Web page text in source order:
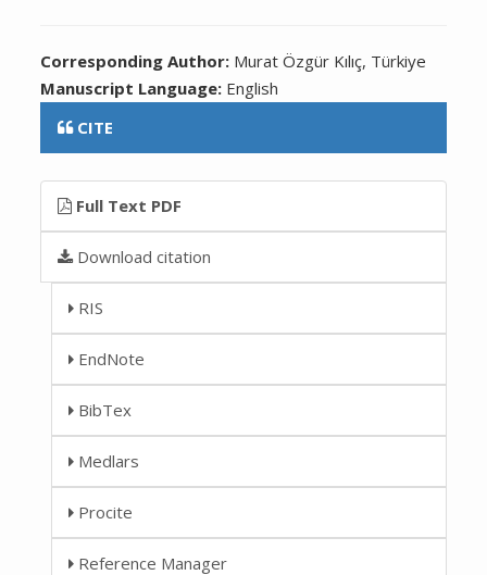
Corresponding Author: Murat Özgür Kılıç, Türkiye
Manuscript Language: English
CITE
Full Text PDF
Download citation
RIS
EndNote
BibTex
Medlars
Procite
Reference Manager